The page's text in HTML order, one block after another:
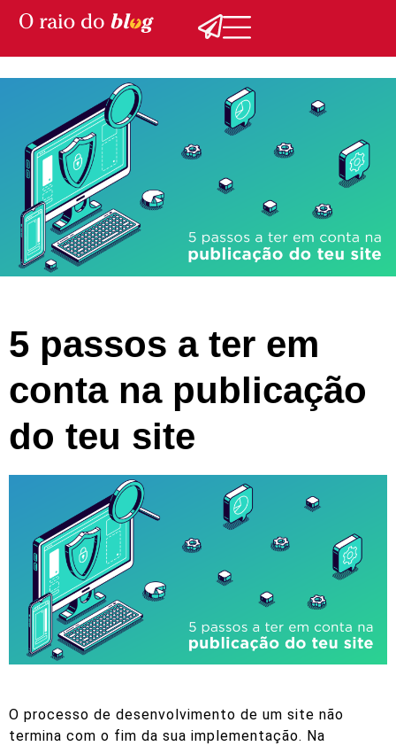
5 passos a ter em
conta na publicação
do teu site
O processo de desenvolvimento de um site não
termina com o fim da sua implementação. Na